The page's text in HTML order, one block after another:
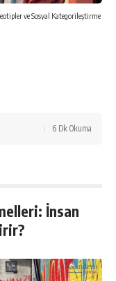
ve Sosyal Kategorileştirme
6 Dk Okuma
İnsan